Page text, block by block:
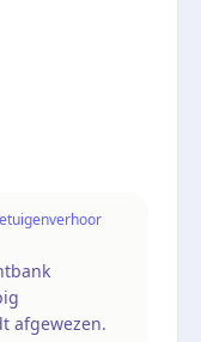
afgewezen.